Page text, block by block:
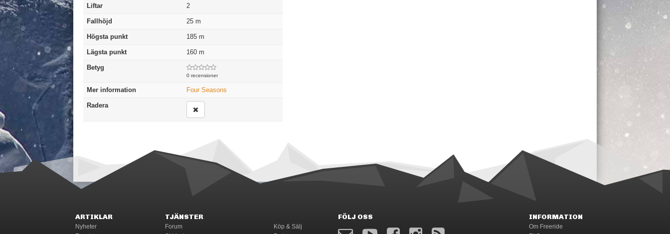
Liftar 2
Fallhöjd 25 m
Högsta punkt 185 m
Lägsta punkt 160 m
Betyg
0 recensioner
Mer information Four Seasons
Radera
ARTIKLAR
Nyheter
TJÄNSTER
Forum
Köp & Sälj
FÖLJ OSS INFORMATION
Om Freeride